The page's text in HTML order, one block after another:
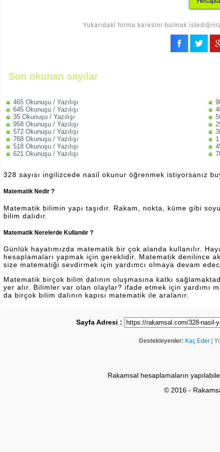
Yukarıdaki forma karesini bulmak
Son okunan sayılar
465 Okunuşu / Yazılışı
645 Okunuşu / Yazılışı
35 Okunuşu / Yazılışı
958 Okunuşu / Yazılışı
572 Okunuşu / Yazılışı
768 Okunuşu / Yazılışı
518 Okunuşu / Yazılışı
621 Okunuşu / Yazılışı
328 sayısı ingilizcede nasil okunur öğrenmek istiyorsanız
Matematik Nedir ?
Matematik bilimin yapı taşıdır. Rakam, nokta, küme gibi
bilim dalıdır.
Matematik Nerelerde Kullanılır ?
Günlük hayatımızda matematik bir çok alanda kullanılır.
hesaplamaları yapmak için gereklidir. Matematik denilince
size matematiği sevdirmek için yardımcı olmaya devam
Matematik birçok bilim dalının oluşmasına katkı
yer alır. Bilimler var olan olaylar? ifade etmek için yardımı
da birçok bilim dalının kapısı matematik ile aralanır.
Sayfa Adresi :
Destekleyenler: Kaç Eder
Rakamsal hesaplamaların
© 2016 -